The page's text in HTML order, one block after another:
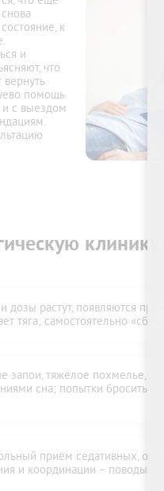
к
и
что
помощь
и с выездом
клинику
растут, появляются
тяга; самостоятельно
запои, тяжёлое похмелье,
сна; попытки бросить
приём седативных,
и координации – поводы